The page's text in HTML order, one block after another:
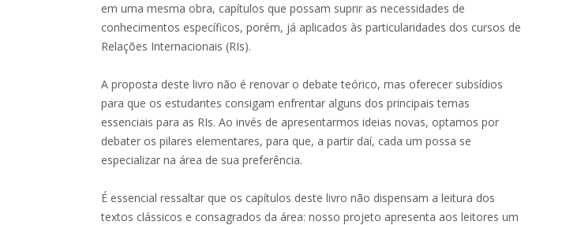
em uma mesma obra, capítulos que possam suprir as necessidades de
conhecimentos específicos, porém, já aplicados às particularidades dos cursos de
Relações Internacionais (RIs).
A proposta deste livro não é renovar o debate teórico, mas oferecer subsídios
para que os estudantes consigam enfrentar alguns dos principais temas
essenciais para as RIs. Ao invés de apresentarmos ideias novas, optamos por
debater os pilares elementares, para que, a partir daí, cada um possa se
especializar na área de sua preferência.
É essencial ressaltar que os capítulos deste livro não dispensam a leitura dos
textos clássicos e consagrados da área: nosso projeto apresenta aos leitores um